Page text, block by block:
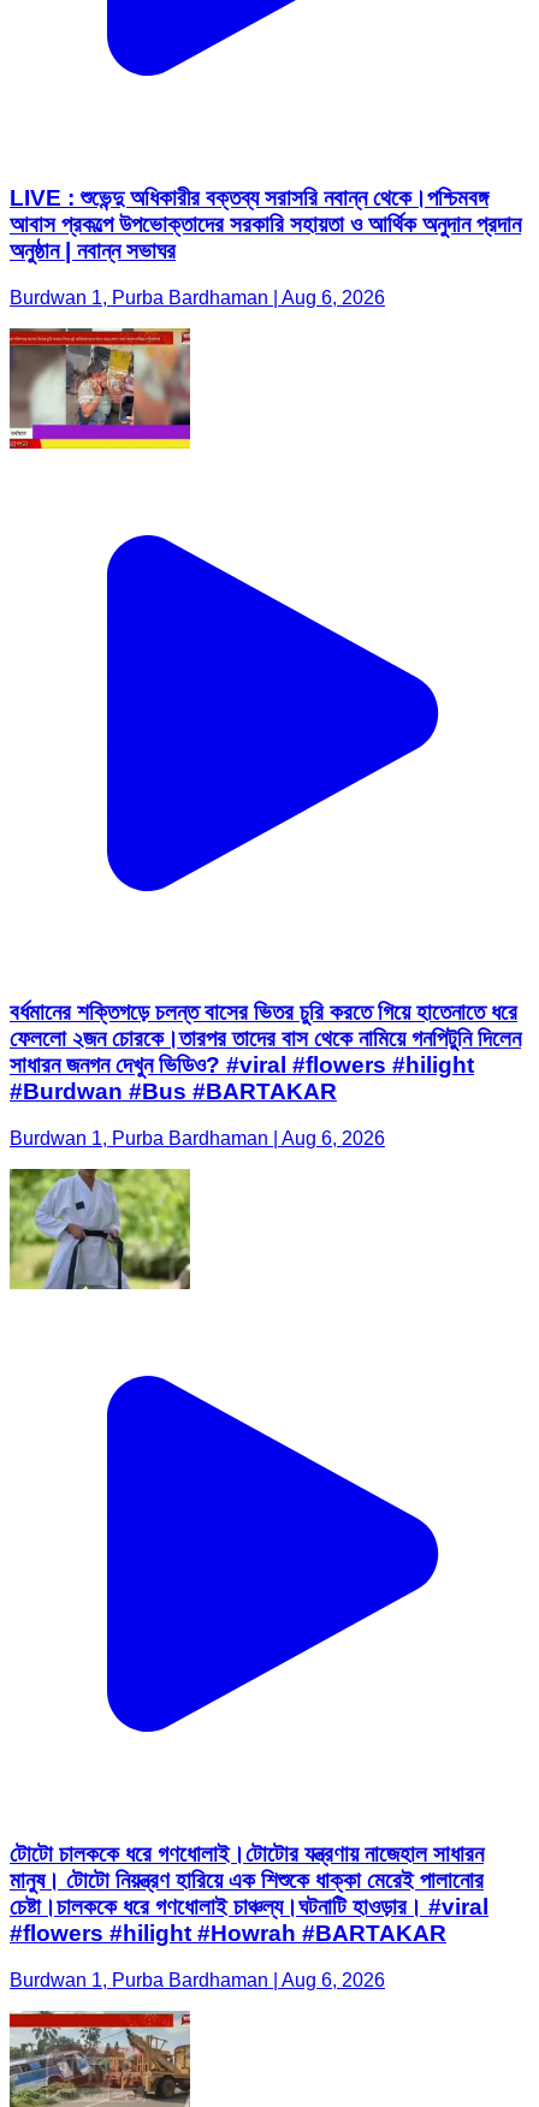
LIVE : শুভেন্দু অধিকারীর বক্তব্য সরাসরি নবান্ন থেকে।পশ্চিমবঙ্গ
আবাস প্রকল্পে উপভোক্তাদের সরকারি সহায়তা ও আর্থিক অনুদান প্রদান
অনুষ্ঠান | নবান্ন সভাঘর
Burdwan 1, Purba Bardhaman | Aug 6, 2026
বর্ধমানের শক্তিগড়ে চলন্ত বাসের ভিতর চুরি করতে গিয়ে হাতেনাতে ধরে
ফেললো ২জন চোরকে।তারপর তাদের বাস থেকে নামিয়ে গনপিটুনি দিলেন
সাধারন জনগন দেখুন ভিডিও? #viral #flowers #hilight
#Burdwan #Bus #BARTAKAR
Burdwan 1, Purba Bardhaman | Aug 6, 2026
টোটো চালককে ধরে গণধোলাই।টোটোর যন্ত্রণায় নাজেহাল সাধারন
মানুষ। টোটো নিয়ন্ত্রণ হারিয়ে এক‌ শিশুকে ধাক্কা মেরেই পালানোর
চেষ্টা।চালককে ধরে গণধোলাই চাঞ্চল্য।ঘটনাটি হাওড়ার। #viral
#flowers #hilight #Howrah #BARTAKAR
Burdwan 1, Purba Bardhaman | Aug 6, 2026